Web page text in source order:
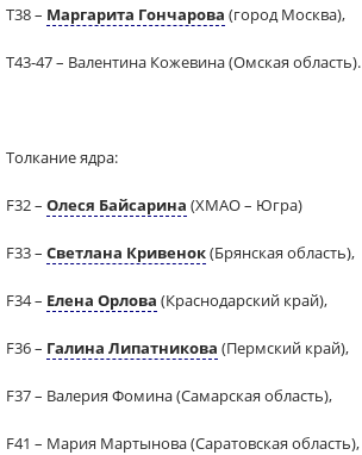
Т38 – Маргарита Гончарова (город Москва),
Т43-47 – Валентина Кожевина (Омская область).
Толкание ядра:
F32 – Олеся Байсарина (ХМАО – Югра)
F33 – Светлана Кривенок(Брянская область),
F34 – Елена Орлова (Краснодарский край),
F36 – Галина Липатникова (Пермский край),
F37 – Валерия Фомина (Самарская область),
F41 – Мария Мартынова (Саратовская область),